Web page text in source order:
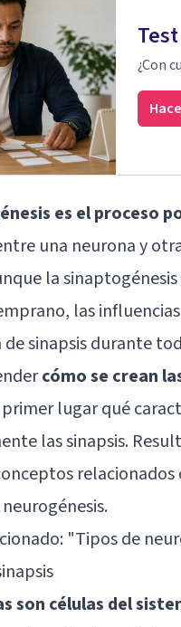
¿Con
es el proceso
una neurona y
la
las
sinapsis durante
cómo se crean
lugar qué
las sinapsis.
"Tipos de
son células del